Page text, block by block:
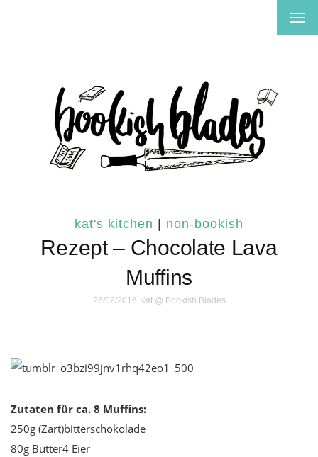
kat's kitchen non-bookish
Rezept – Chocolate Lava
Muffins
26/02/2016 Kat @ Bookish Blades
Zutaten für ca. 8 Muffins:
250g (Zart)bitterschokolade
80g Butter4 Eier